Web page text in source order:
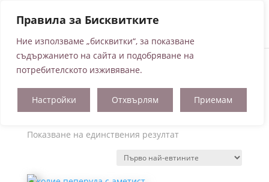
Правила за Бисквитките
Ние използваме „бисквитки“, за показване
съдържанието на сайта и подобряване на
потребителското изживяване.
Настройки Отхвърлям Приемам
Начало/ Продукти с етикет „колие с аметист“
колие с аметист
Показване на единствения резултат